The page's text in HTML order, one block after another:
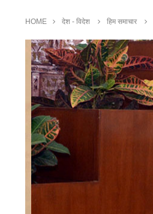
HOME देश - विदेश हिम समाचार